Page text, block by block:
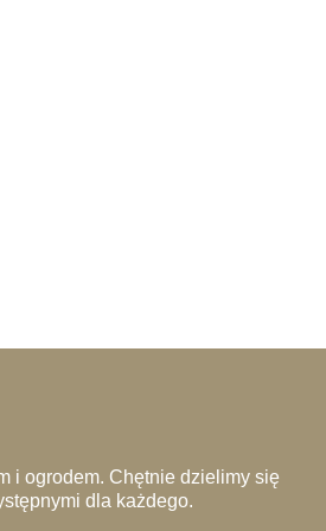
i ogrodem. Chętnie dzielimy się
dla każdego.